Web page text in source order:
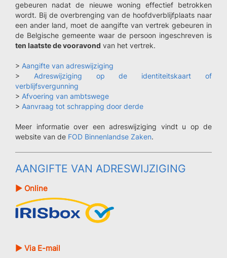
gebeuren nadat de nieuwe woning effectief betrokken
wordt. Bij de overbrenging van de hoofdverblijfplaats naar
een ander land, moet de aangifte van vertrek gebeuren in
de Belgische gemeente waar de persoon ingeschreven is
ten laatste de vooravond van het vertrek.
> Aangifte van adreswijziging
> Adreswijziging op de identiteitskaart of
verblijfsvergunning
> Afvoering van ambtswege
> Aanvraag tot schrapping door derde
Meer informatie over een adreswijziging vindt u op de
website van de FOD Binnenlandse Zaken.
AANGIFTE VAN ADRESWIJZIGING
► Online
► Via E-mail